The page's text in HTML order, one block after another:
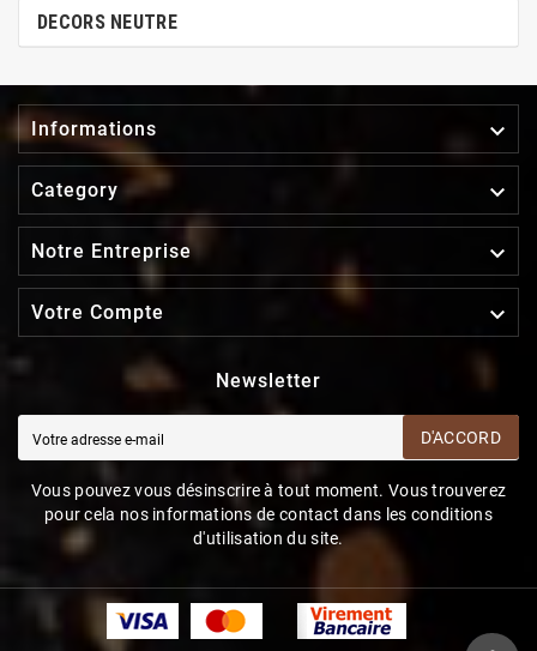
DECORS NEUTRE
Informations 
Category 
Notre Entreprise 
Votre Compte 
Newsletter
D'ACCORD
Vous pouvez vous désinscrire à tout moment. Vous trouverez
pour cela nos informations de contact dans les conditions
d'utilisation du site.